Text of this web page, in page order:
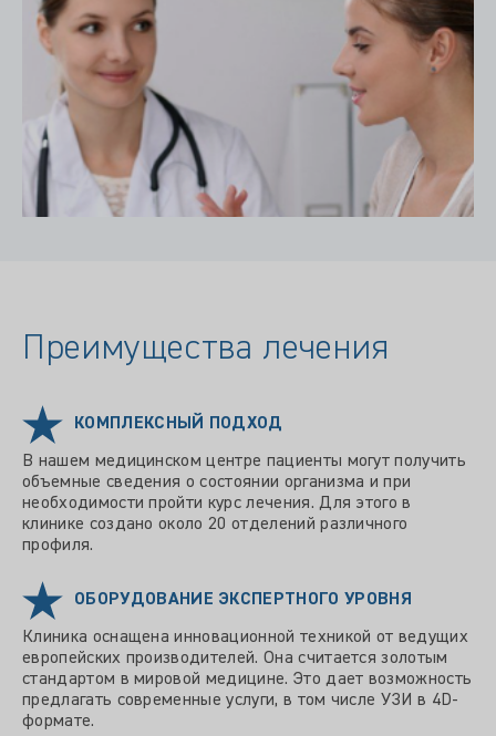
Преимущества лечения
КОМПЛЕКСНЫЙ ПОДХОД
В нашем медицинском центре пациенты могут получить
объемные сведения о состоянии организма и при
необходимости пройти курс лечения. Для этого в
клинике создано около 20 отделений различного
профиля.
ОБОРУДОВАНИЕ ЭКСПЕРТНОГО УРОВНЯ
Клиника оснащена инновационной техникой от ведущих
европейских производителей. Она считается золотым
стандартом в мировой медицине. Это дает возможность
предлагать современные услуги, в том числе УЗИ в 4D-
формате.